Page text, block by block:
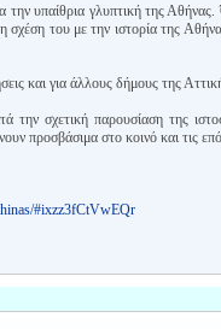
υπαίθρια γλυπτική της Αθήνας.
σχέση του με την ιστορία της
και για άλλους δήμους της
την σχετική παρουσίαση της
προσβάσιμα στο κοινό και τις
#ixzz3fCtVwEQr